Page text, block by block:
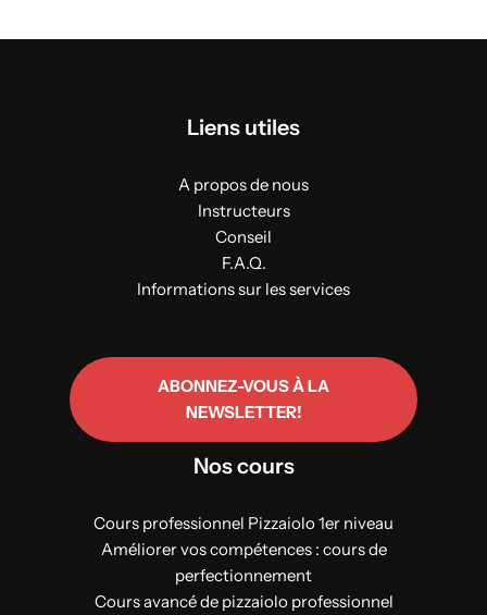
Liens utiles
A propos de nous
Instructeurs
Conseil
F.A.Q.
Informations sur les services
ABONNEZ-VOUS À LA
NEWSLETTER!
Nos cours
Cours professionnel Pizzaiolo 1er niveau
Améliorer vos compétences : cours de
perfectionnement
Cours avancé de pizzaiolo professionnel